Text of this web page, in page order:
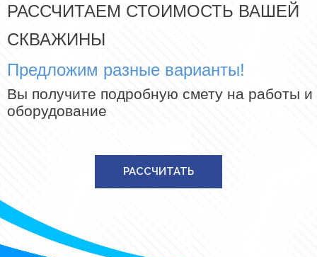
РАССЧИТАЕМ СТОИМОСТЬ ВАШЕЙ
СКВАЖИНЫ
Предложим разные варианты!
Вы получите подробную смету на работы и
оборудование
РАССЧИТАТЬ